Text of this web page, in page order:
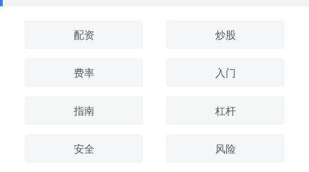
配资 炒股
费率 入门
指南 杠杆
安全 风险